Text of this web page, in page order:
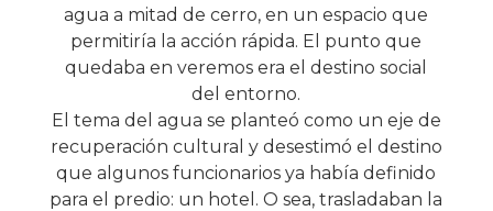
agua a mitad de cerro, en un espacio que
permitiría la acción rápida. El punto que
quedaba en veremos era el destino social
del entorno.
El tema del agua se planteó como un eje de
recuperación cultural y desestimó el destino
que algunos funcionarios ya había definido
para el predio: un hotel. O sea, trasladaban la